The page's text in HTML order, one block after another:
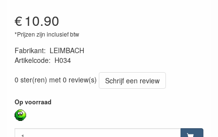
€10.90
*Prijzen zijn inclusief btw
Fabrikant: LEIMBACH
Artikelcode: H034
0 ster(ren) met 0 review(s)
Schrijf een review
Op voorraad